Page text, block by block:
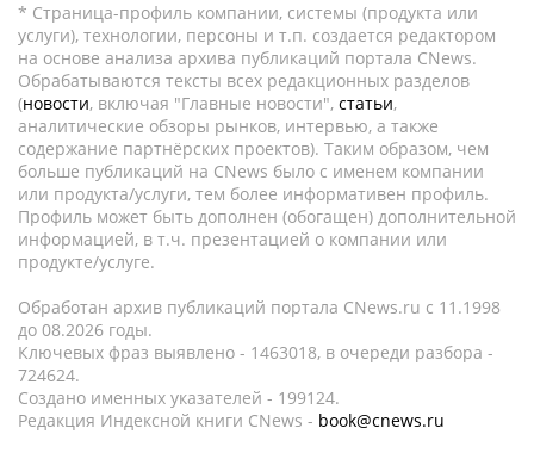
* Страница-профиль компании, системы (продукта или
услуги), технологии, персоны и т.п. создается редактором
на основе анализа архива публикаций портала CNews.
Обрабатываются тексты всех редакционных разделов
(новости, включая "Главные новости", статьи,
аналитические обзоры рынков, интервью, а также
содержание партнёрских проектов). Таким образом, чем
больше публикаций на CNews было с именем компании
или продукта/услуги, тем более информативен профиль.
Профиль может быть дополнен (обогащен) дополнительной
информацией, в т.ч. презентацией о компании или
продукте/услуге.
Обработан архив публикаций портала CNews.ru c 11.1998
до 08.2026 годы.
Ключевых фраз выявлено - 1463018, в очереди разбора -
724624.
Создано именных указателей - 199124.
Редакция Индексной книги CNews - book@cnews.ru